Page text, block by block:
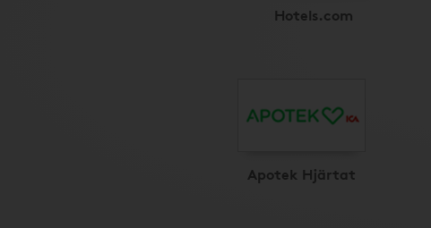
Hotels.com
Apotek Hjärtat